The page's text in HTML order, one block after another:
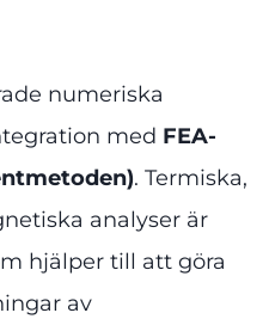
numeriska
med FEA-
. Termiska,
analyser är
hjälper till att göra
av